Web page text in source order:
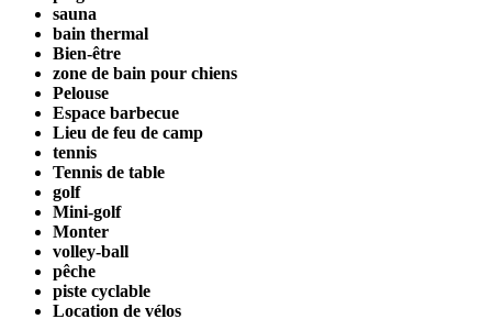
sauna
bain thermal
Bien-être
zone de bain pour chiens
Pelouse
Espace barbecue
Lieu de feu de camp
tennis
Tennis de table
golf
Mini-golf
Monter
volley-ball
pêche
piste cyclable
Location de vélos